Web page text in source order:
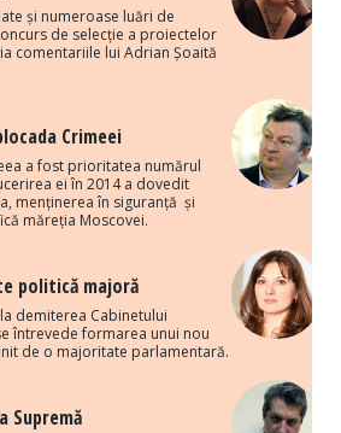
și numeroase luări de
de selecție a proiectelor
comentariile lui Adrian Șoaită
Crimeei
a fost prioritatea numărul
ei în 2014 a dovedit
menținerea în siguranță și
măreția Moscovei.
politică majoră
demiterea Cabinetului
întrevede formarea unui nou
de o majoritate parlamentară.
Supremă